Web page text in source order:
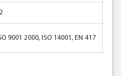
9001 2000, ISO 14001, EN 417